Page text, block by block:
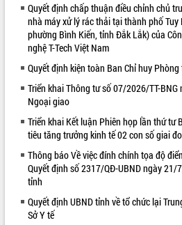
Khám bệnh, cấp phát thuốc miễn phí
và tặng quà người dân xã Cư Pui
Hội nghị UBND tỉnh Đắk Lắk thường kỳ
tháng 7/2026
Lễ truy tặng danh hiệu “Bà Mẹ Việt
Nam Anh hùng” và trao Huân chương
Lao động
UBND tỉnh Đắk Lắk triển khai nhiệm
Kỳ họp thứ Hai, Hội đồng nhân dân
ALBUM ẢNH
Quyết định chấp thuận điều chỉnh chủ
nhà máy xử lý rác thải tại thành phố
phường Bình Kiến, tỉnh Đắk Lắk) của
nghệ T-Tech Việt Nam
Quyết định kiện toàn Ban Chỉ huy
Triển khai Thông tư số 07/2026/TT-
Ngoại giao
Triển khai Kết luận Phiên họp lần thứ tư
tiêu tăng trưởng kinh tế 02 con số giai
Thông báo Về việc đính chính tọa độ
Quyết định số 2317/QĐ-UBND ngày 21/
tỉnh
Quyết định UBND tỉnh về tổ chức lại
Sở Y tế